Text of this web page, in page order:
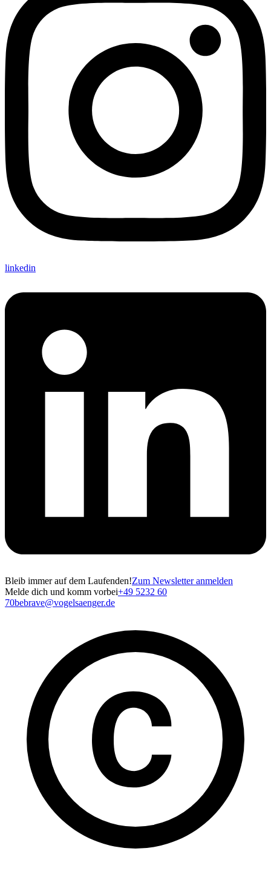
linkedin
Bleib immer auf dem Laufenden!Zum Newsletter anmelden
Melde dich und komm vorbei+49 5232 60
70bebrave@vogelsaenger.de